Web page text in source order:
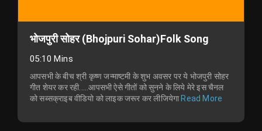
भोजपुरी सोहर (Bhojpuri Sohar)Folk Song
05:10 Mins
आपसभी के बीच श्री कृष्ण जन्माष्टमी के शुभ अवसर पर ये भोजपुरी सोहर
गीत शेयर कर रही.....आपसभी ऐसे गीतों को सुनने के लिये मेरे इस चैनल
को सब्सक्राइब वीडियो को लाइक जरूर कर लीजियेगा Read More